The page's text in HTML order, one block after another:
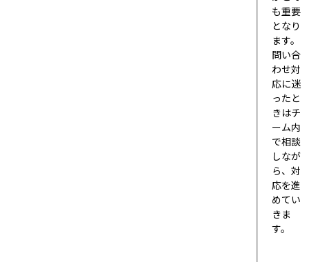
も重要
となり
ます。
問い合
わせ対
応に迷
ったと
きはチ
ーム内
で相談
しなが
ら、対
応を進
めてい
きま
す。